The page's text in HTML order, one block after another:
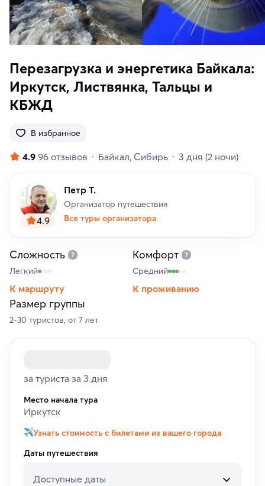
Перезагрузка и энергетика Байкала:
Иркутск, Листвянка, Тальцы и
КБЖД
В избранное
4.9 96 отзывов Байкал Сибирь 3 дня (2 ночи)
4.9
Петр Т.
Организатор путешествия
Все туры организатора
Сложность
Легкий
К маршруту
Комфорт
Средний
К проживанию
Размер группы
2-30 туристов, от 7 лет
за туриста за 3 дня
Место начала тура
Иркутск
Узнать стоимость с билетами из вашего города
Даты путешествия
Доступные даты